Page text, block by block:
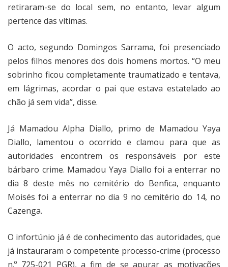
retiraram-se do local sem, no entanto, levar algum
pertence das vítimas.
O acto, segundo Domingos Sarrama, foi presenciado
pelos filhos menores dos dois homens mortos. “O meu
sobrinho ficou completamente traumatizado e tentava,
em lágrimas, acordar o pai que estava estatelado ao
chão já sem vida”, disse.
Já Mamadou Alpha Diallo, primo de Mamadou Yaya
Diallo, lamentou o ocorrido e clamou para que as
autoridades encontrem os responsáveis por este
bárbaro crime. Mamadou Yaya Diallo foi a enterrar no
dia 8 deste mês no cemitério do Benfica, enquanto
Moisés foi a enterrar no dia 9 no cemitério do 14, no
Cazenga.
O infortúnio já é de conhecimento das autoridades, que
já instauraram o competente processo-crime (processo
n.º 725-021 PGR), a fim de se apurar as motivações